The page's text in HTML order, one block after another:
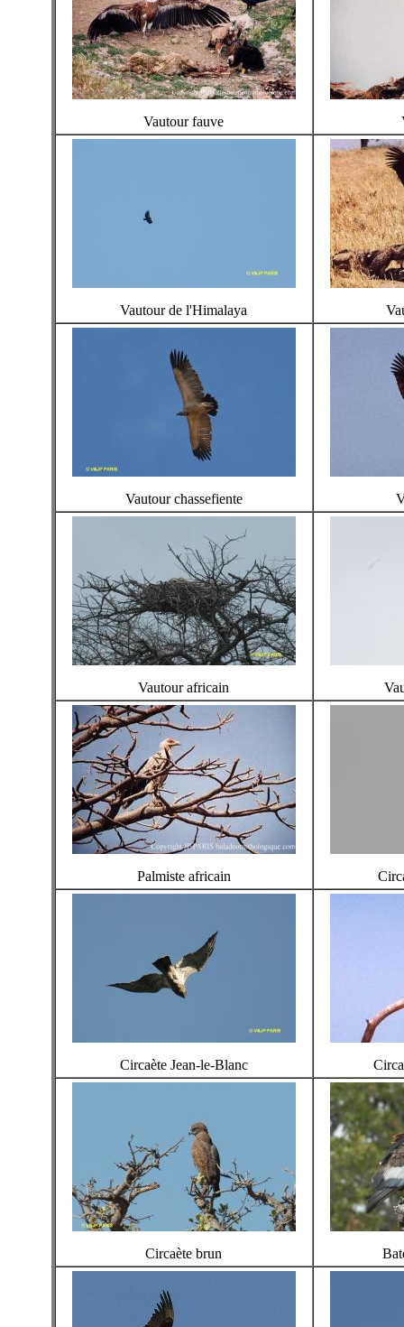
Vautour fauve
Vautour de l'Himalaya
Vautour chassefiente
Vautour africain
Palmiste africain
Circaète Jean-le-Blanc
Circaète brun